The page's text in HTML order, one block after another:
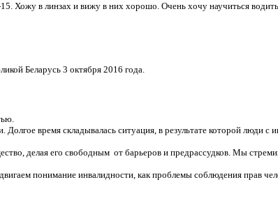
Хожу в линзах и вижу в них хорошо. Очень хочу научиться
Беларусь 3 октября 2016 года.
время складывалась ситуация, в результате которой
делая его свободным от барьеров и предрассудков. Мы
понимание инвалидности, как проблемы соблюдения прав